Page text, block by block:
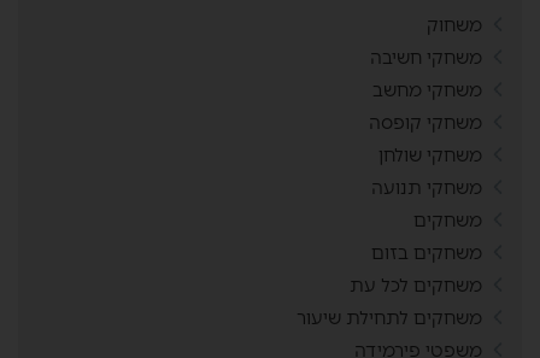
משחוק
משחקי חשיבה
משחקי מחשב
משחקי קופסה
משחקי שולחן
משחקי תנועה
משחקים
משחקים בזום
משחקים לכל עת
משחקים לתחילת שיעור
משפטי פירמידה